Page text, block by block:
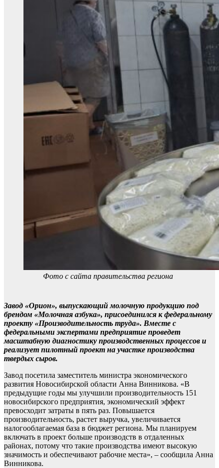
Фото с сайта правительства региона
Завод «Орион», выпускающий молочную продукцию под
брендом «Молочная азбука», присоединился к федеральному
проекту «Производительность труда». Вместе с
федеральными экспертами предприятие проведет
масштабную диагностику производственных процессов и
реализует пилотный проект на участке производства
твердых сыров.
Завод посетила заместитель министра экономического
развития Новосибирской области Анна Винникова. «В
предыдущие годы мы улучшили производительность 151
новосибирского предприятия, экономический эффект
превосходит затраты в пять раз. Повышается
производительность, растет выручка, увеличивается
налогооблагаемая база в бюджет региона. Мы планируем
включать в проект больше производств в отдаленных
районах, потому что такие производства имеют высокую
значимость и обеспечивают рабочие места», – сообщила Анна
Винникова.